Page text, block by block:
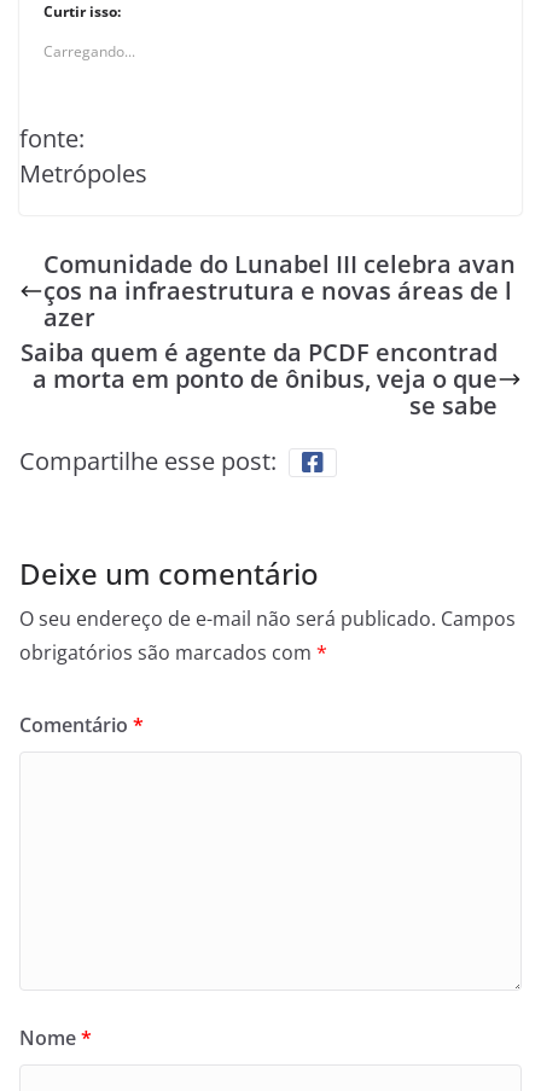
Curtir isso:
Carregando...
fonte:
Metrópoles
Comunidade do Lunabel III celebra avan
ços na infraestrutura e novas áreas de l
azer
Saiba quem é agente da PCDF encontrad
a morta em ponto de ônibus, veja o que
se sabe
Compartilhe esse post:
Deixe um comentário
O seu endereço de e-mail não será publicado. Campos
obrigatórios são marcados com *
Comentário *
Nome*